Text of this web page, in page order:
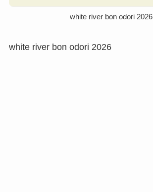
white river bon odori 2026
white river bon odori 2026